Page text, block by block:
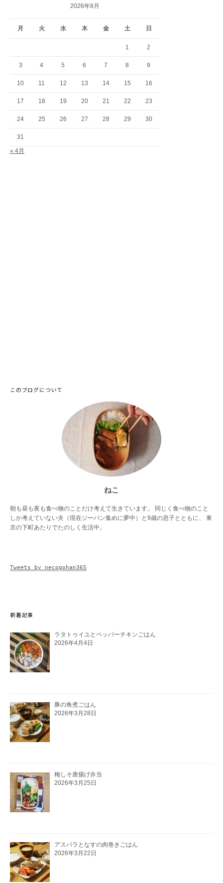
2026年8月
月 火 水 木 金 土 日
1 2
3 4 5 6 7 8 9
10 11 12 13 14 15 16
17 18 19 20 21 22 23
24 25 26 27 28 29 30
31
« 4月
このブログについて
ねこ
朝も昼も夜も食べ物のことだけ考えて生きています。 同じく食べ物のこと
しか考えていない夫（現在ジーパン集めに夢中）と9歳の息子とともに、 東
京の下町あたりでたのしく生活中。
Tweets by necogohan365
新着記事
ラタトゥイユとペッパーチキンごはん
2026年4月4日
豚の角煮ごはん
2026年3月28日
梅しそ唐揚げ弁当
2026年3月25日
アスパラとなすの肉巻きごはん
2026年3月22日